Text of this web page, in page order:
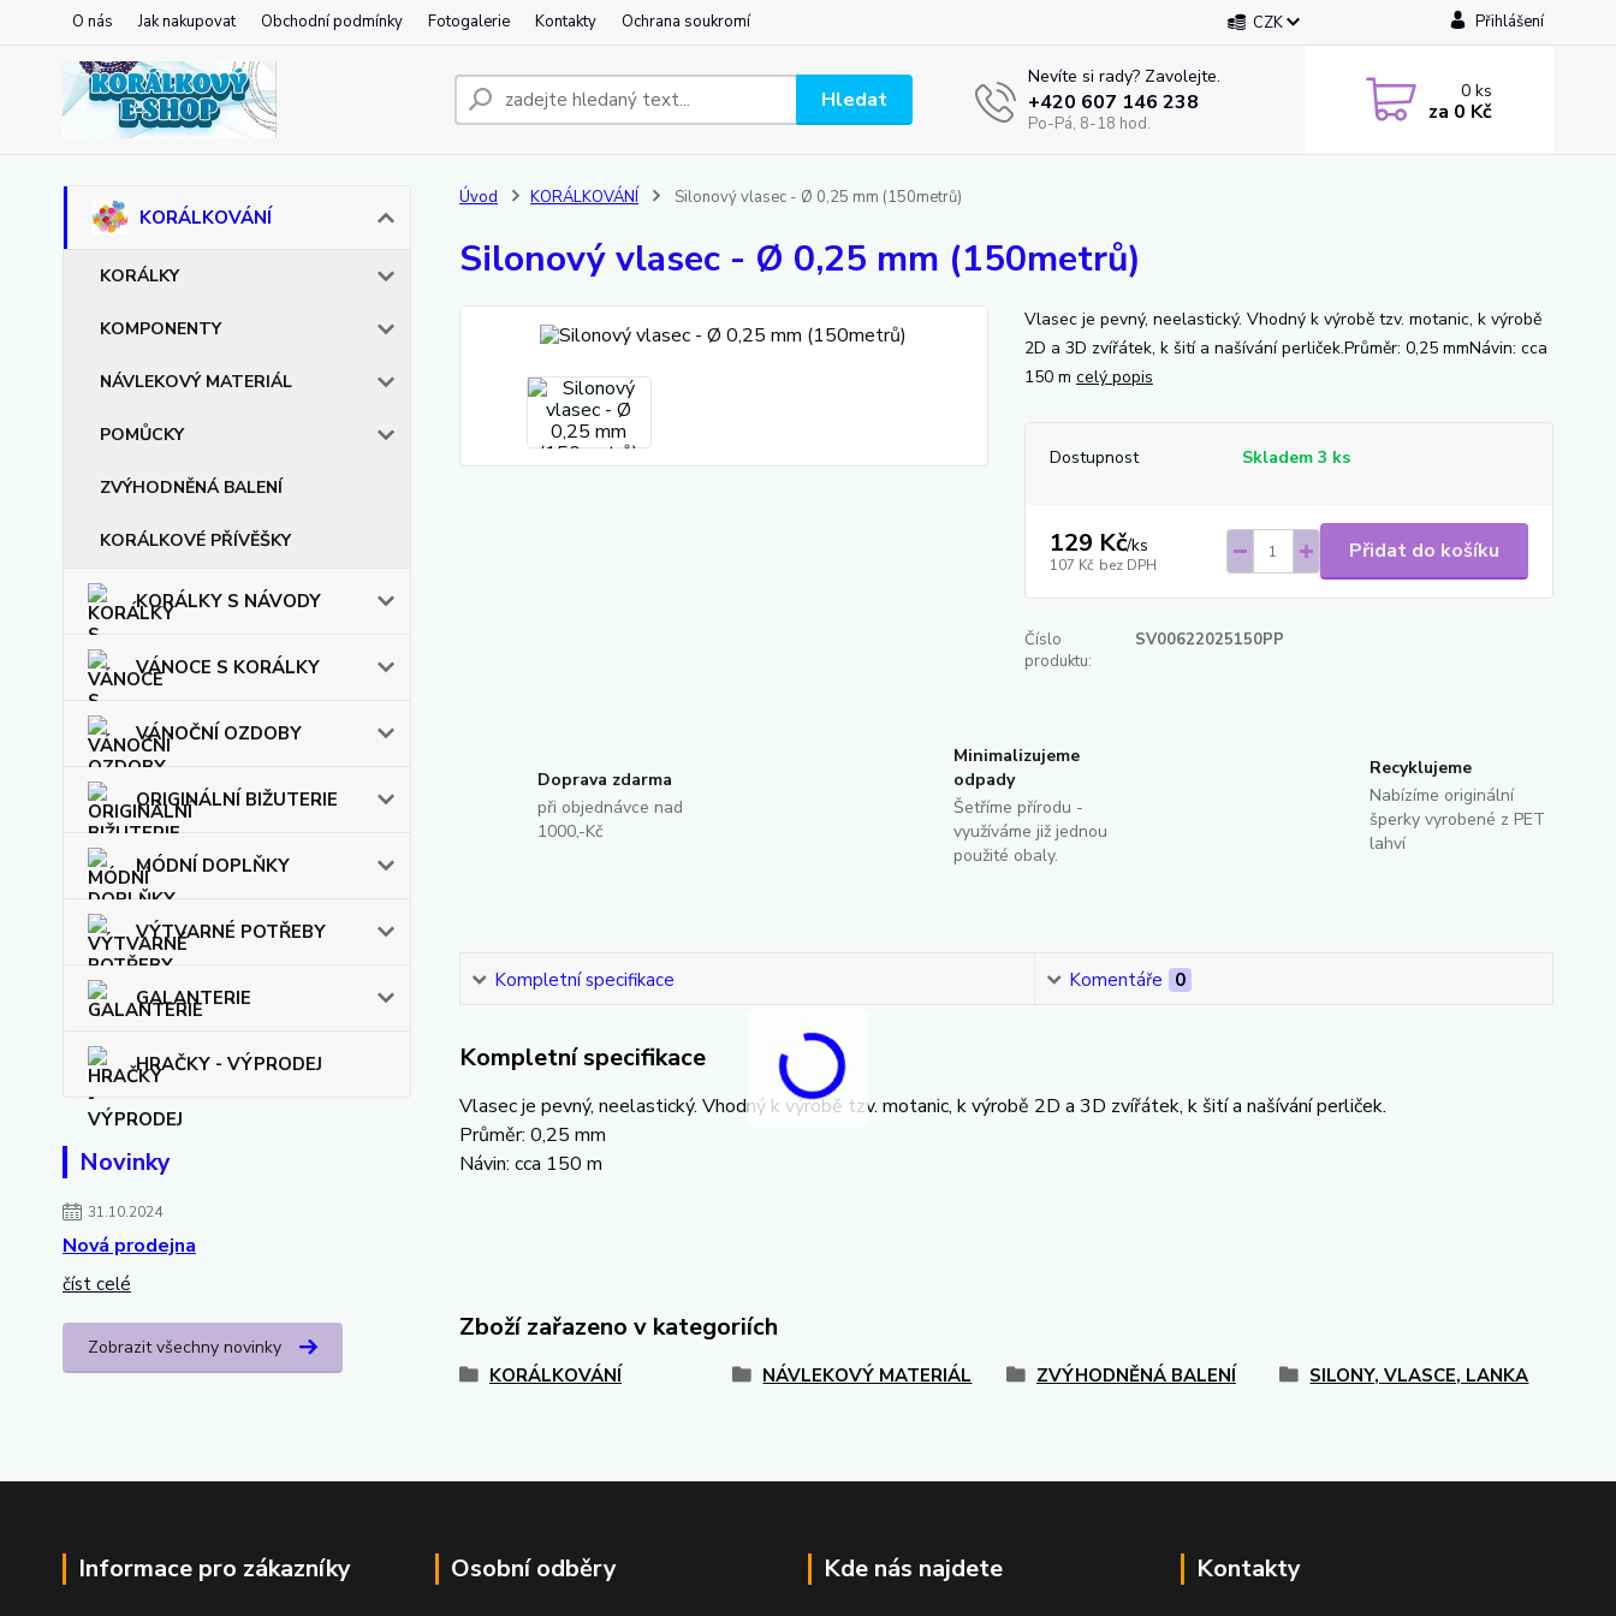
O nás Jak nakupovat Obchodní podmínky Fotogalerie Kontakty Ochrana soukromí CZK Přihlášení
Hledat
Nevíte si rady? Zavolejte.
+420 607 146 238
Po-Pá, 8-18 hod.
0ks
za 0 Kč
KORÁLKOVÁNÍ
KORÁLKY
KOMPONENTY
NÁVLEKOVÝ MATERIÁL
POMŮCKY
ZVÝHODNĚNÁ BALENÍ
KORÁLKOVÉ PŘÍVĚŠKY
KORÁLKY S NÁVODY
VÁNOCE S KORÁLKY
VÁNOČNÍ OZDOBY
ORIGINÁLNÍ BIŽUTERIE
MÓDNÍ DOPLŇKY
VÝTVARNÉ POTŘEBY
GALANTERIE
HRAČKY - VÝPRODEJ
Novinky
31.10.2024
Nová prodejna
číst celé
Zobrazit všechny novinky
Úvod KORÁLKOVÁNÍ Silonový vlasec - Ø 0,25 mm (150metrů)
Silonový vlasec - Ø 0,25 mm (150metrů)
Vlasec je pevný, neelastický. Vhodný k výrobě tzv. motanic, k výrobě
2D a 3D zvířátek, k šití a našívání perliček.Průměr: 0,25 mmNávin: cca
150 m celý popis
Dostupnost Skladem 3 ks
129 Kč/ks
107 Kč bez DPH
Přidat do košíku
Číslo
produktu:
SV00622025150PP
Doprava zdarma
při objednávce nad
1000,-Kč
Minimalizujeme
odpady
Šetříme přírodu -
využíváme již jednou
použité obaly.
Recyklujeme
Nabízíme originální
šperky vyrobené z PET
lahví
Kompletní specifikace Komentáře 0
Kompletní specifikace
Vlasec je pevný, neelastický. Vhodný k výrobě tzv. motanic, k výrobě 2D a 3D zvířátek, k šití a našívání perliček.
Průměr: 0,25 mm
Návin: cca 150 m
Zboží zařazeno v kategoriích
KORÁLKOVÁNÍ NÁVLEKOVÝ MATERIÁL ZVÝHODNĚNÁ BALENÍ SILONY, VLASCE, LANKA
Informace pro zákazníky Osobní odběry Kde nás najdete Kontakty